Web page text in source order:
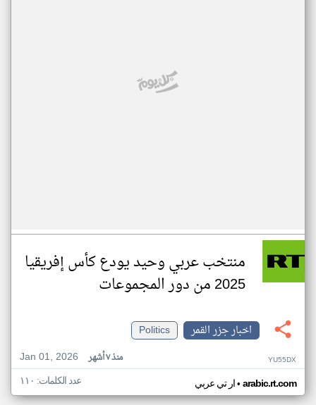
منتخب عربي وحيد يودع كأس إفريقيا
2025 من دور المجموعات
اخبار جزر القمر
Politics
Jan 01, 2026
منذ ٧ أشهر YU55DX
ار تي عربي• arabic.rt.com عدد الكلمات: ١١٠